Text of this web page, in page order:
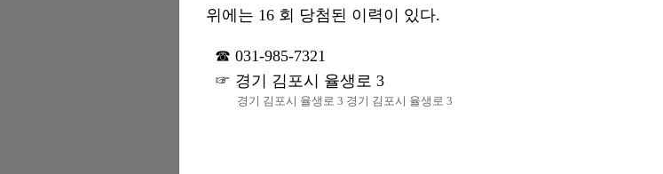
위에는 16 회 당첨된 이력이 있다.
031-985-7321
경기 김포시 율생로 3
경기 김포시 율생로 3 경기 김포시 율생로 3